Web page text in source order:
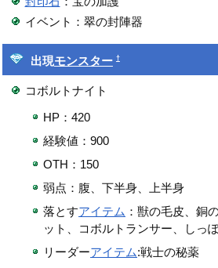
イベント：翠の封陣器
出現モンスター †
コボルトナイト
HP：420
経験値：900
OTH：150
弱点：腹、下半身、上半身
落とすアイテム ：獣の毛皮、銅
ット、コボルトランサー、しっ
リーダーアイテム:戦士の秘薬